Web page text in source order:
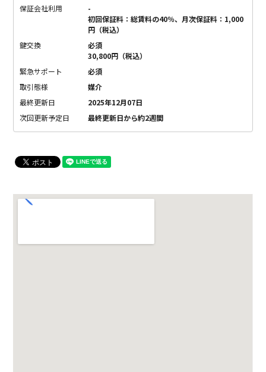
保証会社利用
-
初回保証料：総賃料の40％、月次保証料：1,000
円（税込）
鍵交換
必須
30,800円（税込）
緊急サポート
必須
取引態様
媒介
最終更新日
2025年12月07日
次回更新予定日
最終更新日から約2週間